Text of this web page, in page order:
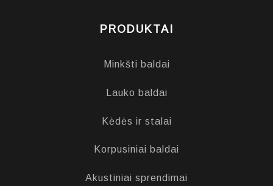
PRODUKTAI
Minkšti baldai
Lauko baldai
Kėdės ir stalai
Korpusiniai baldai
Akustiniai sprendimai